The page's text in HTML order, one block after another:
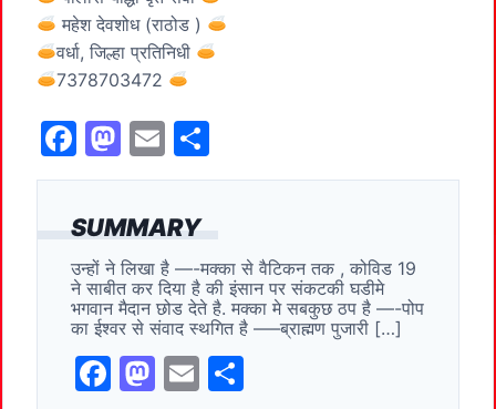
SUMMARY
उन्हों ने लिखा है —-मक्का से वैटिकन तक , कोविड 19
ने साबीत कर दिया है की इंसान पर संकटकी घडीमे
भगवान मैदान छोड देते है. मक्का मे सबकुछ ठप है —-पोप
का ईश्वर से संवाद स्थगित है —–ब्राह्मण पुजारी […]
F
M E
महेश देवशोध (राठोड )
वर्धा, जिल्हा प्रतिनिधी
7378703472
F
a
c
e
b
o
o
k
M
a
st
o
d
o
n
E
m
ai
l
h